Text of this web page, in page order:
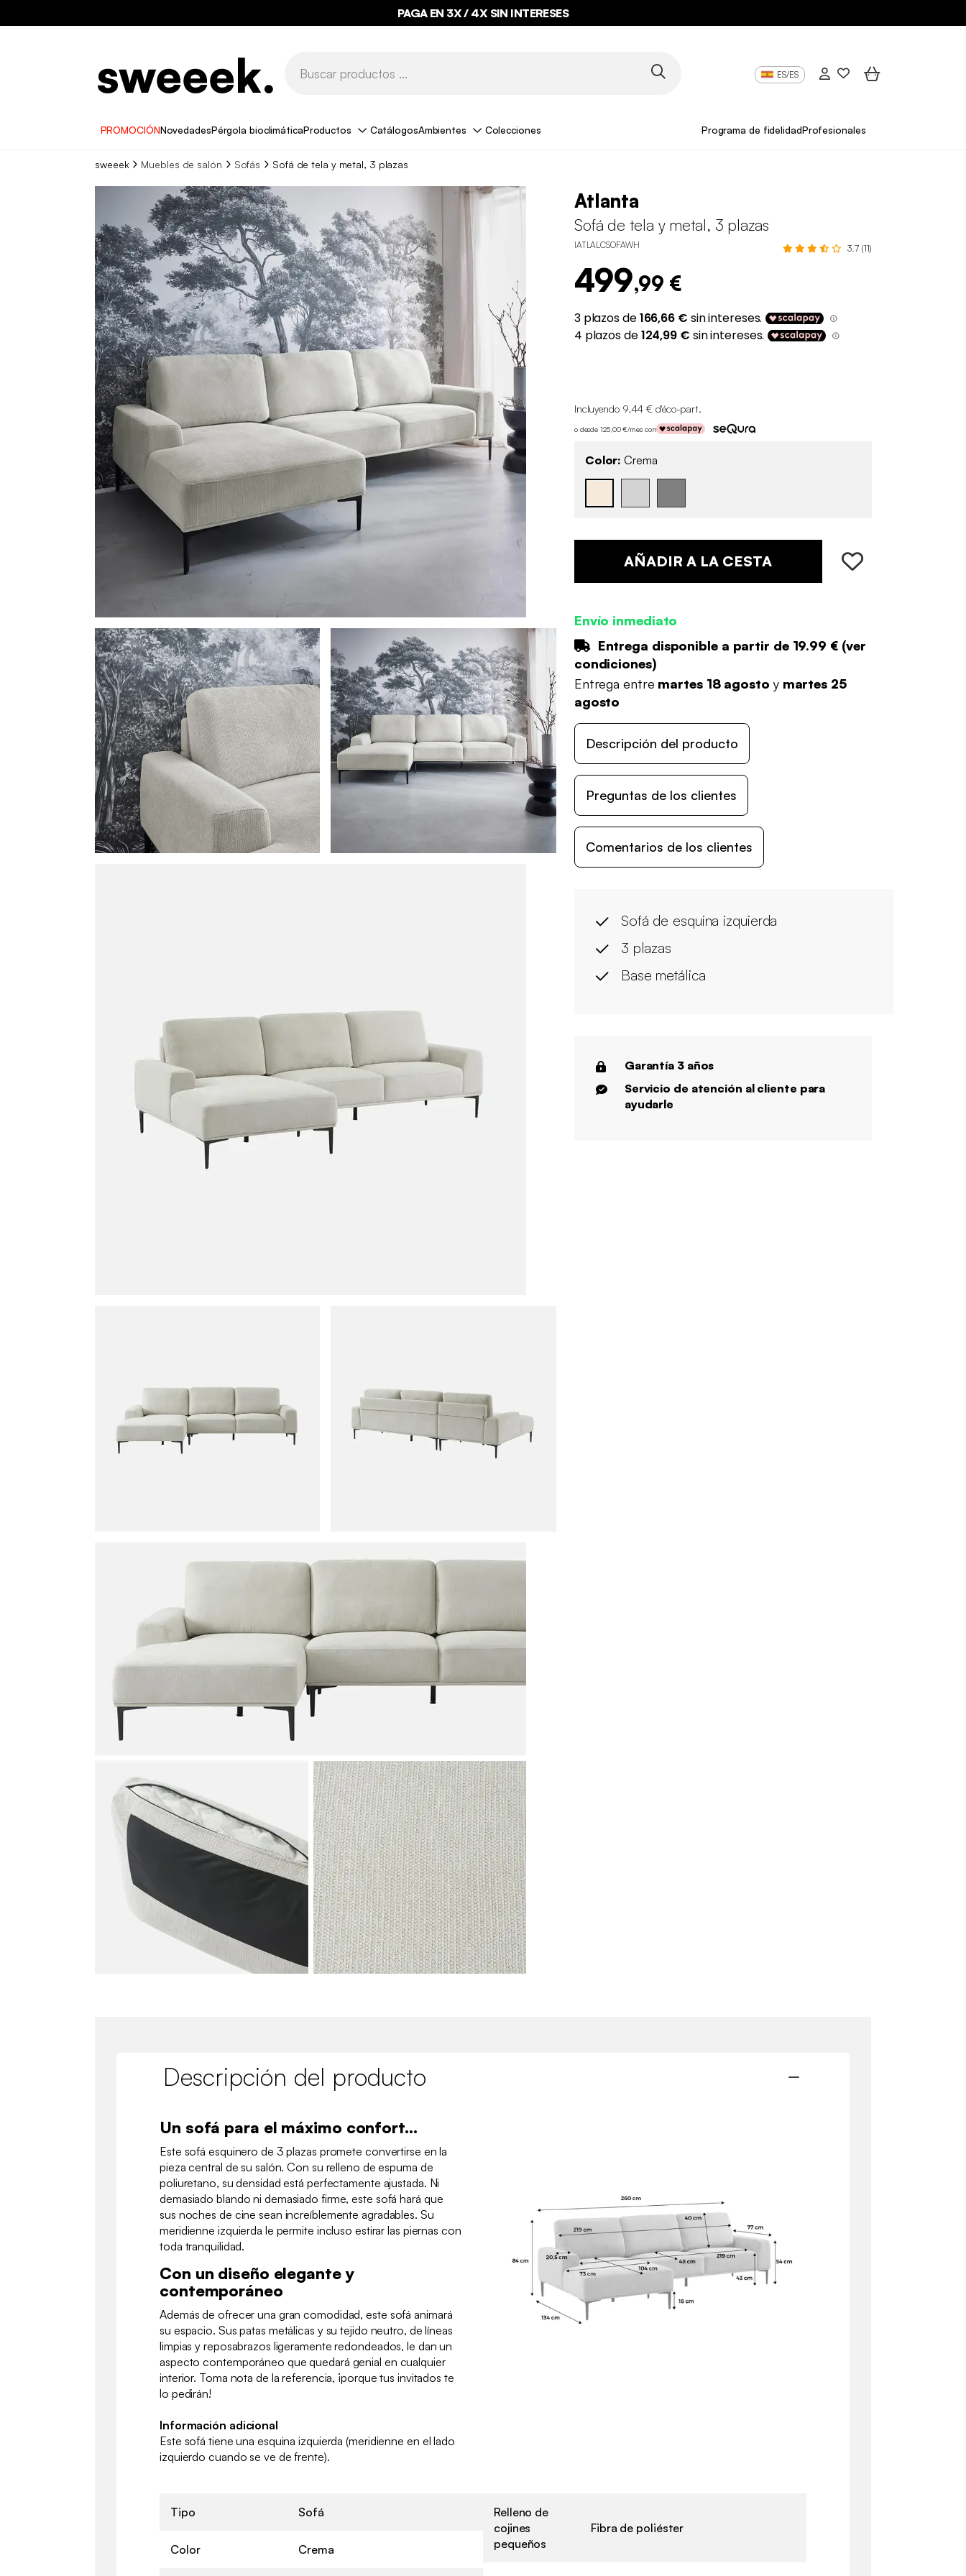
PAGA EN 3X / 4X SIN INTERESES
ES/ES
PROMOCIÓNNovedadesPérgola bioclimáticaProductos CatálogosAmbientes Colecciones Programa de fidelidadProfesionales
sweeek Muebles de salón Sofás Sofá de tela y metal, 3 plazas
Atlanta
Sofá de tela y metal, 3 plazas
IATLALCSOFAWH 3.7 (11)
499,99 €
Incluyendo 9,44 € d'éco-part.
o desde 125,00 €/mes con
Color: Crema
AÑADIR A LA CESTA
Envío inmediato
Entrega disponible a partir de 19.99 €(ver
condiciones)
Entrega entre martes 18 agosto y martes 25
agosto
Descripción del producto
Preguntas de los clientes
Comentarios de los clientes
Sofá de esquina izquierda
3 plazas
Base metálica
Garantía 3 años
Servicio de atención al cliente para
ayudarle
Descripción del producto
Un sofá para el máximo confort...
Este sofá esquinero de 3 plazas promete convertirse en la
pieza central de su salón. Con su relleno de espuma de
poliuretano, su densidad está perfectamente ajustada. Ni
demasiado blando ni demasiado firme, este sofá hará que
sus noches de cine sean increíblemente agradables. Su
meridienne izquierda le permite incluso estirar las piernas con
toda tranquilidad.
Con un diseño elegante y
contemporáneo
Además de ofrecer una gran comodidad, este sofá animará
su espacio. Sus patas metálicas y su tejido neutro, de líneas
limpias y reposabrazos ligeramente redondeados, le dan un
aspecto contemporáneo que quedará genial en cualquier
interior. Toma nota de la referencia, ¡porque tus invitados te
lo pedirán!
Información adicional
Este sofá tiene una esquina izquierda (meridienne en el lado
izquierdo cuando se ve de frente).
Tipo Sofá
Color Crema
Relleno de
cojines
pequeños
Fibra de poliéster